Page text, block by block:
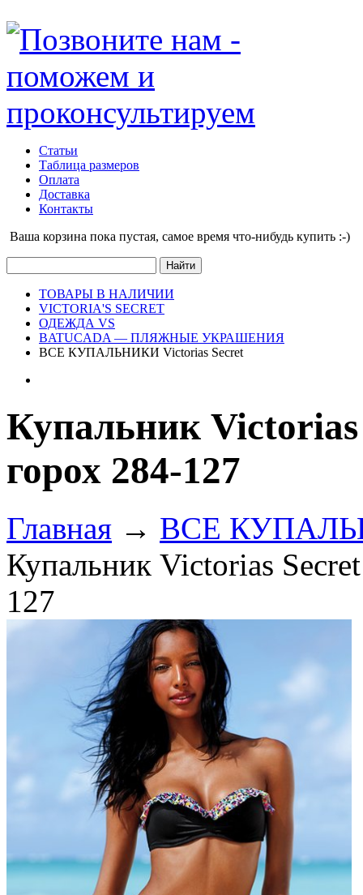
Статьи
Таблица размеров
Оплата
Доставка
Контакты
Ваша корзина пока пустая, cамое время что-нибудь купить :-)
ТОВАРЫ В НАЛИЧИИ
VICTORIA'S SECRET
ОДЕЖДА VS
BATUCADA — ПЛЯЖНЫЕ УКРАШЕНИЯ
ВСЕ КУПАЛЬНИКИ Victorias Secret
Купальник Victorias
горох 284-127
Главная → ВСЕ
Купальник Victorias
127